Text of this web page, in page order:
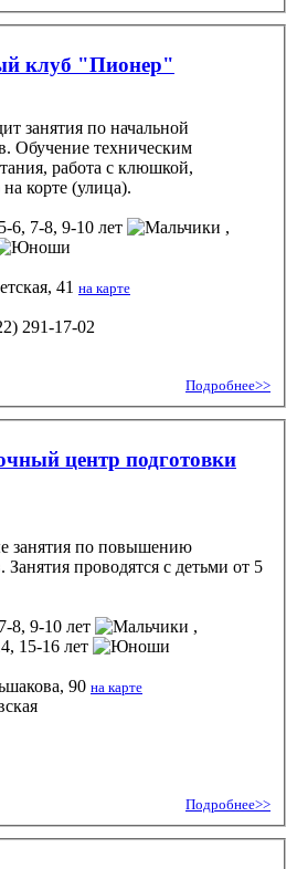
клуб "Пионер"
занятия по начальной
Обучение техническим
работа с клюшкой,
корте (улица).
6, 7-8, 9-10 лет
,
41 на карте
291-17-02
Подробнее>>
центр подготовки
занятия по повышению
Занятия проводятся с детьми от 5
8, 9-10 лет
,
15-16 лет
90 на карте
Подробнее>>